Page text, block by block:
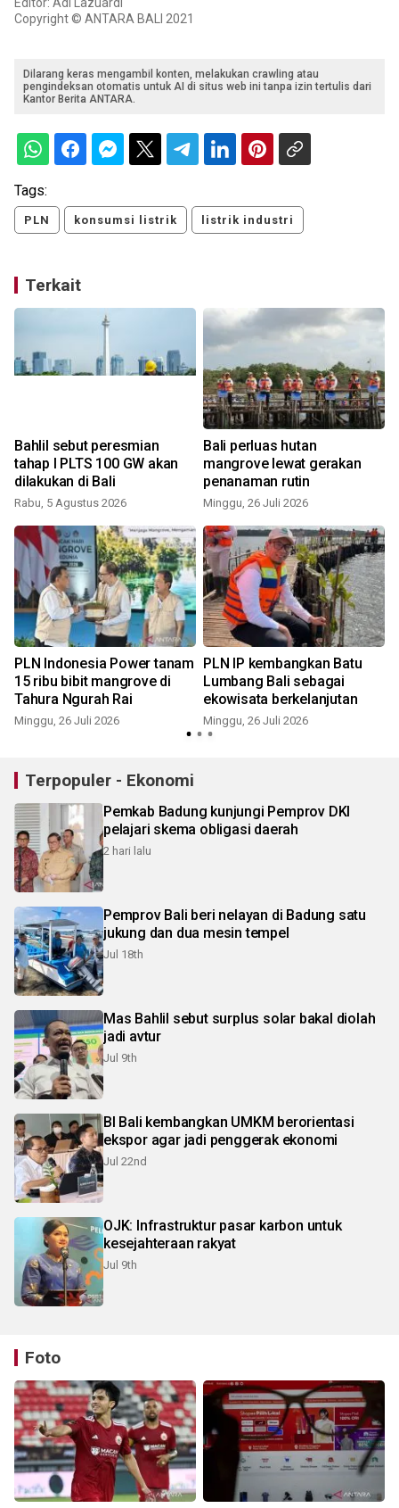
Copyright © ANTARA BALI 2021
Dilarang keras mengambil konten, melakukan crawling atau
pengindeksan otomatis untuk AI di situs web ini tanpa izin tertulis dari
Kantor Berita ANTARA.
Tags:
PLN konsumsi listrik listrik industri
Terkait
Bahlil sebut peresmian
tahap I PLTS 100 GW akan
dilakukan di Bali
Rabu, 5 Agustus 2026
Bali perluas hutan
mangrove lewat gerakan
penanaman rutin
Minggu, 26 Juli 2026
PLN Indonesia Power tanam
15 ribu bibit mangrove di
Tahura Ngurah Rai
Minggu, 26 Juli 2026
PLN IP kembangkan Batu
Lumbang Bali sebagai
ekowisata berkelanjutan
Minggu, 26 Juli 2026
Terpopuler - Ekonomi
Pemkab Badung kunjungi Pemprov DKI
pelajari skema obligasi daerah
2 hari lalu
Pemprov Bali beri nelayan di Badung satu
jukung dan dua mesin tempel
Jul 18th
Mas Bahlil sebut surplus solar bakal diolah
jadi avtur
Jul 9th
BI Bali kembangkan UMKM berorientasi
ekspor agar jadi penggerak ekonomi
Jul 22nd
OJK: Infrastruktur pasar karbon untuk
kesejahteraan rakyat
Jul 9th
Foto